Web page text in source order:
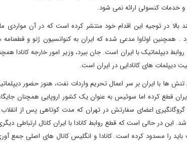
خدمات کنسولی ارائه نمی شود.
بالا در توجیه این اقدام خود منتشر کرده است که در آن مواردی
همچنین اوتاوا مدعی شده که ایران به کنوانسیون ژنو و
روابط دیپلماتیک با ایران است. جان بیرد، وزیر امور خارجه کانادا
دیپلمات های کانادایی در ایران است.
ها با ایران بر سر اعمال تحریم واردات نفت، هنوز حضور
قطع کرده اما سوئیس به عنوان یک کشور اروپایی همچنان
اعضای سفارتش در تهران که مدت کوتاهی پس از انقلاب
در حالی است که قطع روابط کانادا با ایران کانال ارتباطی
را مسدود کرده است. کانادا و انگلیس کانال های اصلی جمع آوری